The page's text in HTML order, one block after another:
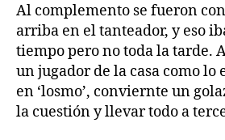
Al complemento se fueron
arriba en el tanteador, y eso
tiempo pero no toda la tarde.
un jugador de la casa como lo
en ‘losmo’, conviernte un
la cuestión y llevar todo a